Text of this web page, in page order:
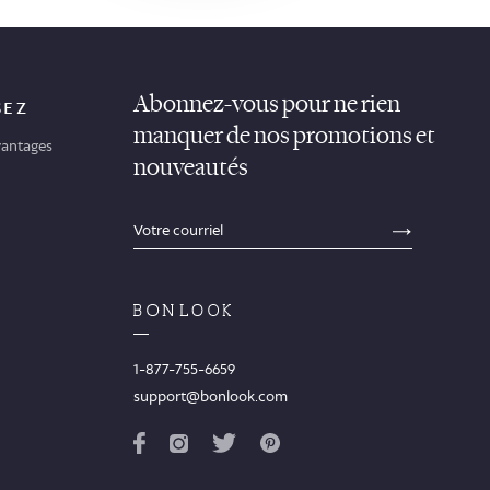
Abonnez-vous pour ne rien
manquer de nos promotions et
nouveautés
sections.footer.email_field_ada_label
1-877-755-6659
support@bonlook.com